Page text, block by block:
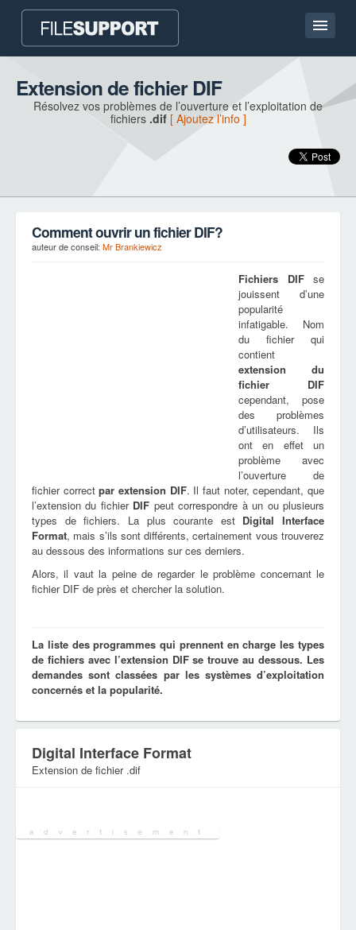
Accueil
Contact
Extension de fichier DIF
Résolvez vos problèmes de l’ouverture et l’exploitation de
fichiers .dif [ Ajoutez l’info ]
Comment ouvrir un fichier DIF?
auteur de conseil: Mr Brankiewicz
Fichiers DIFse
jouissent d’une
popularité
infatigable. Nom
du fichier qui
contient
extension du
fichier DIF
cependant, pose
des problèmes
d’utilisateurs. Ils
ont en effet un
problème avec
l’ouverture de
fichier correctpar extension DIF. Il faut noter, cependant, que
l’extension du fichier DIF peut correspondre à un ou plusieurs
types de fichiers. La plus courante est Digital Interface
Format, mais s’ils sont différents, certainement vous trouverez
au dessous des informations sur ces derniers.
Alors, il vaut la peine de regarder le problème concernant le
fichier DIF de près et chercher la solution.
La liste des programmes qui prennent en charge les types
de fichiers avec l’extension DIF se trouve au dessous. Les
demandes sont classées par les systèmes d’exploitation
concernés et la popularité.
Digital Interface Format
Extension de fichier .dif